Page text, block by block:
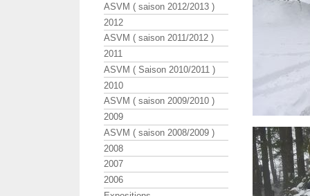
ASVM ( saison 2012/2013 )
2012
ASVM ( saison 2011/2012 )
2011
ASVM ( Saison 2010/2011 )
2010
ASVM ( saison 2009/2010 )
2009
ASVM ( saison 2008/2009 )
2008
2007
2006